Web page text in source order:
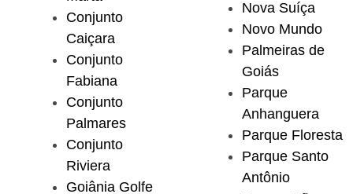
Conjunto
Caiçara
Conjunto
Fabiana
Conjunto
Palmares
Conjunto
Riviera
Goiânia Golfe
Nova Suíça
Novo Mundo
Palmeiras de
Goiás
Parque
Anhanguera
Parque Floresta
Parque Santo
Antônio